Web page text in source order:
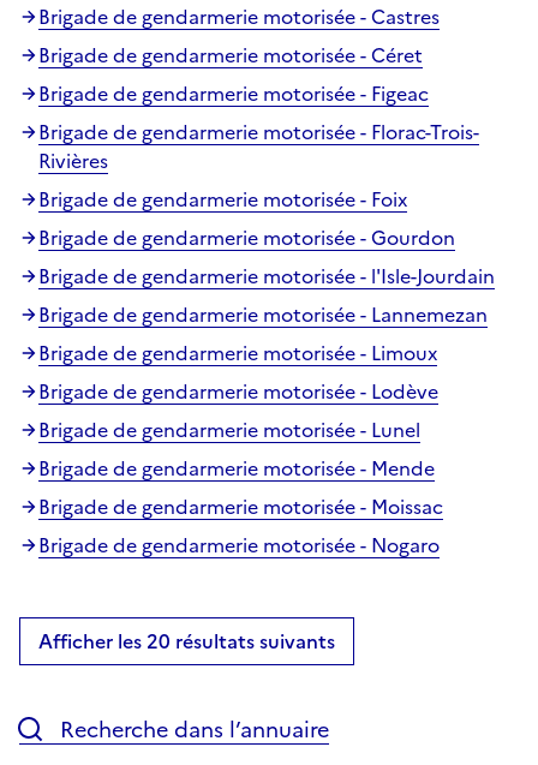
Brigade de gendarmerie motorisée - Castres
Brigade de gendarmerie motorisée - Céret
Brigade de gendarmerie motorisée - Figeac
Brigade de gendarmerie motorisée - Florac-Trois-
Rivières
Brigade de gendarmerie motorisée - Foix
Brigade de gendarmerie motorisée - Gourdon
Brigade de gendarmerie motorisée - l'Isle-Jourdain
Brigade de gendarmerie motorisée - Lannemezan
Brigade de gendarmerie motorisée - Limoux
Brigade de gendarmerie motorisée - Lodève
Brigade de gendarmerie motorisée - Lunel
Brigade de gendarmerie motorisée - Mende
Brigade de gendarmerie motorisée - Moissac
Brigade de gendarmerie motorisée - Nogaro
Afficher les 20 résultats suivants
Recherche dans l’annuaire